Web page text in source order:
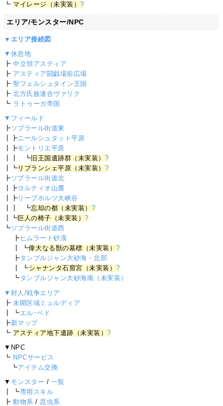
┗ マイレージ（未実装）?
エリア/モンスター/NPC
▼エリア接続図
▼休息地
┣中立領アスティア
┣ アスティア闘戯場前広場
┣聖フェルシュタイン王国
┣北方氏族連合ヴァリク
┗ ラトゥーガ帝国
▼フィールド
┣ ソプラール街道東
┃┣ニールシュタット平原
┃┣モントリエ平原
┃┃ ┗ 旧王国遺跡群（未実装） ?
┃┗ リブランシェ平原（未実装） ?
┣ ソプラール街道北
┃┣ヨルティオ山麓
┃┣ リープホルツ大峡谷
┃┃ ┗忘却の都（未実装） ?
┃┗巨人の椅子（未実装）?
┗ ソプラール街道西
┣ ヒムラート砂漠
┃ ┗偉大なる獣の墓標（未実装）?
┣ タンブルジャン大砂海・北部
┃ ┗シャナンタ石窟宮（未実装）?
┗ タンブルジャン大砂海南（未実装）
▼対人/戦争エリア
┣未開区域ミュルディア
┃ ┗エル･ベド
┣新マップ
┗ アスティア地下遺跡（未実装）?
▼NPC
┗ NPCサービス
┗アイテム交換
▼ モンスター / 一覧
┃ ┗専用スキル
┣動物系 / 昆虫系